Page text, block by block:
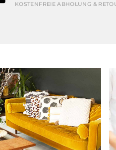
KOSTENFREIE ABHOLUNG &